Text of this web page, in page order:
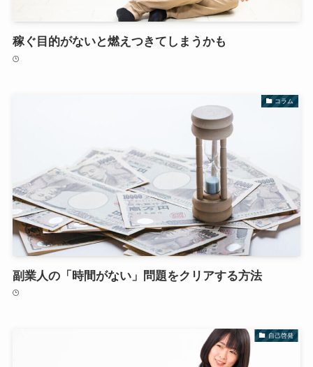
稼ぐ目的がないと燃えつきてしまうかも
コラム
副業人の「時間がない」問題をクリアする方法
自己啓発